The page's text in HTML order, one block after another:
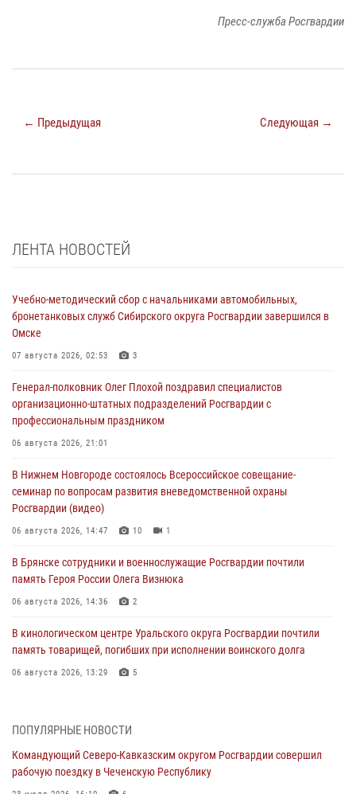
Пресс-служба Росгвардии
← Предыдущая Следующая →
ЛЕНТА НОВОСТЕЙ
Учебно-методический сбор с начальниками автомобильных,
бронетанковых служб Сибирского округа Росгвардии завершился в
Омске
07 августа 2026, 02:53 3
Генерал-полковник Олег Плохой поздравил специалистов
организационно-штатных подразделений Росгвардии с
профессиональным праздником
06 августа 2026, 21:01
В Нижнем Новгороде состоялось Всероссийское совещание-
семинар по вопросам развития вневедомственной охраны
Росгвардии (видео)
06 августа 2026, 14:47 10 1
В Брянске сотрудники и военнослужащие Росгвардии почтили
память Героя России Олега Визнюка
06 августа 2026, 14:36 2
В кинологическом центре Уральского округа Росгвардии почтили
память товарищей, погибших при исполнении воинского долга
06 августа 2026, 13:29 5
Росгвардейцы задержали мужчину, открывшего стрельбу в
ПОПУЛЯРНЫЕ НОВОСТИ
Командующий Северо-Кавказским округом Росгвардии совершил
рабочую поездку в Чеченскую Республику